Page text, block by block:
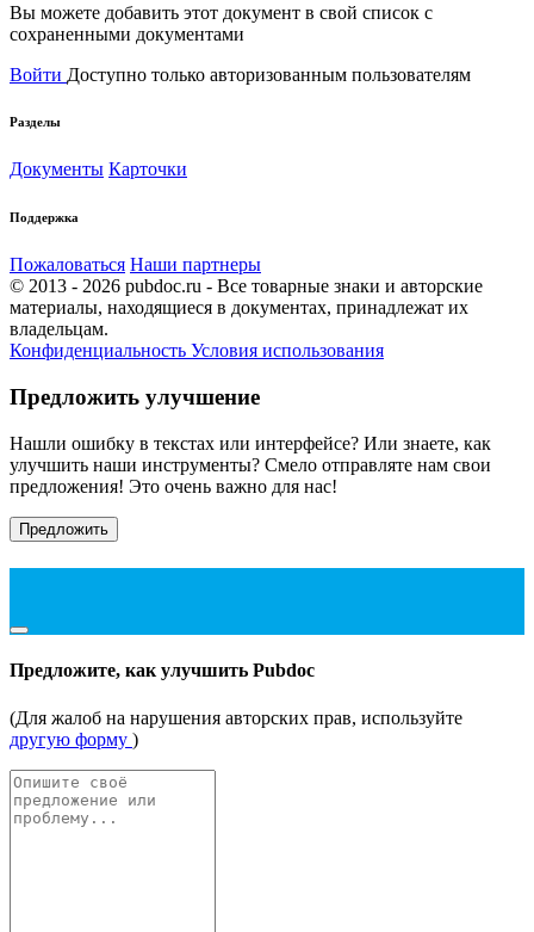
Вы можете добавить этот документ в свой список с
сохраненными документами
Войти Доступно только авторизованным пользователям
Разделы
Документы Карточки
Поддержка
Пожаловаться Наши партнеры
© 2013 - 2026 pubdoc.ru - Все товарные знаки и авторские
материалы, находящиеся в документах, принадлежат их
владельцам.
Конфиденциальность Условия использования
Предложить улучшение
Нашли ошибку в текстах или интерфейсе? Или знаете, как
улучшить наши инструменты? Смело отправляте нам свои
предложения! Это очень важно для нас!
Предложить
Предложите, как улучшить Pubdoc
(Для жалоб на нарушения авторских прав, используйте
другую форму )